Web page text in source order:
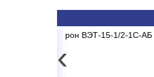
1С-АБ до 15кг LCD,
‹
MB2/E1 MADRID INVERTER